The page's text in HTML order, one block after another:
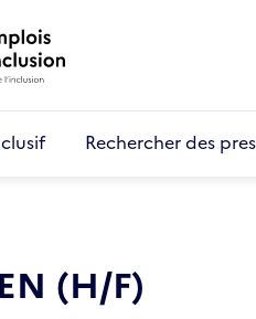
Rechercher des
(H/F)